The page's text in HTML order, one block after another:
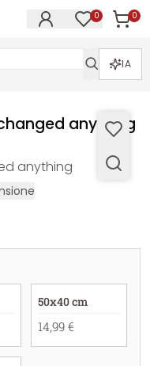
0 0
IA
anything
anything
50x40 cm
14,99 €